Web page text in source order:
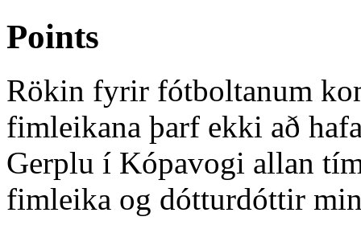
Points
Rökin fyrir fótboltanum
fimleikana þarf ekki að
Gerplu í Kópavogi allan
fimleika og dótturdóttir